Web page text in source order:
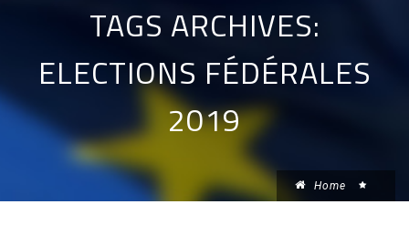
TAGS ARCHIVES:
ELECTIONS FÉDÉRALES
2019
Home